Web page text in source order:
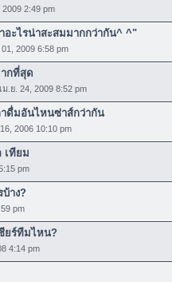
2:49 pm
อะไรน่าสะสมมากกว่ากัน^ ^"
2009 6:58 pm
กที่สุด
ม.ย. 24, 2009 8:52 pm
ดื่มอันไหนซ่าส์กว่ากัน
2006 10:10 pm
เทียม
pm
บ้าง?
pm
ยร์ทีมไหน?
4:14 pm